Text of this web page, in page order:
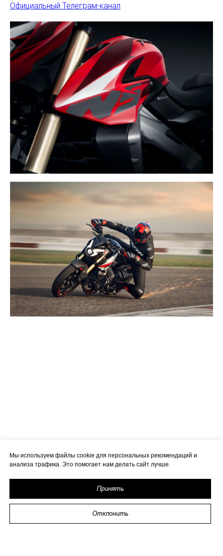
Официальный Телеграм-канал
Мы используем файлы cookie для персональных рекомендаций и
анализа трафика. Это помогает нам делать сайт лучше.
Принять
Отклонить